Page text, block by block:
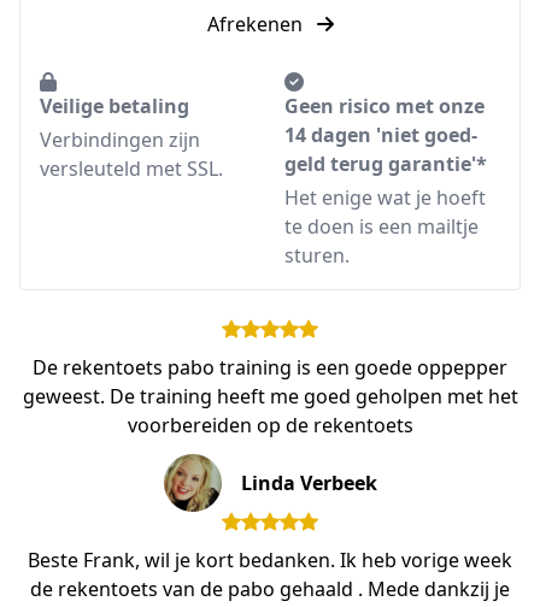
Afrekenen
Veilige betaling
Verbindingen zijn
versleuteld met SSL.
Geen risico met onze
14 dagen 'niet goed-
geld terug garantie'*
Het enige wat je hoeft
te doen is een mailtje
sturen.
De rekentoets pabo training is een goede oppepper
geweest. De training heeft me goed geholpen met het
voorbereiden op de rekentoets
Linda Verbeek
Beste Frank, wil je kort bedanken. Ik heb vorige week
de rekentoets van de pabo gehaald . Mede dankzij je